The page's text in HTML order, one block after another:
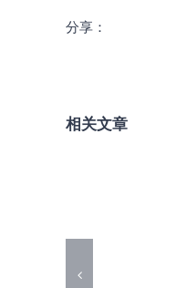
分享：
相关文章